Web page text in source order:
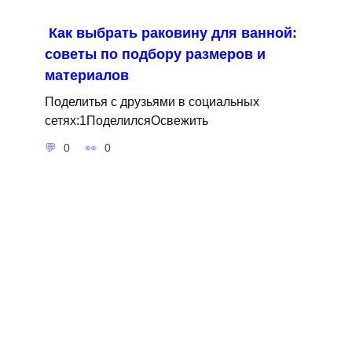
Как выбрать раковину для ванной:
советы по подбору размеров и
материалов
Поделитья с друзьями в социальных
сетях:1ПоделилсяОсвежить
0 0